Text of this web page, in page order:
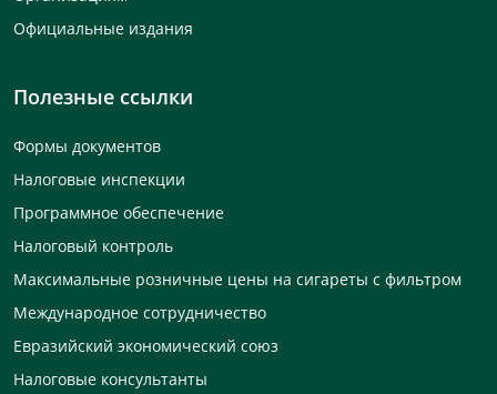
Официальные издания
Полезные ссылки
Формы документов
Налоговые инспекции
Программное обеспечение
Налоговый контроль
Максимальные розничные цены на сигареты с фильтром
Международное сотрудничество
Евразийский экономический союз
Налоговые консультанты